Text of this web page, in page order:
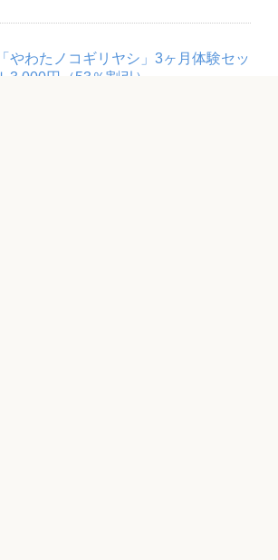
「やわたノコギリヤシ」3ヶ月体験セッ
ト3,000円（53％割引）